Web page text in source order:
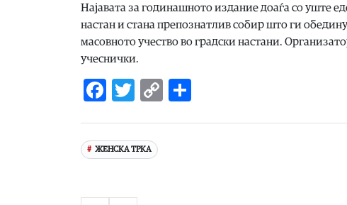
Најавата за годинашното издание доаѓа со уште
настан и стана препознатлив собир што ги
масовното учество во градски настани.
учеснички.
Facebook
Twitter
Copy
ЖЕНСКА ТРКА